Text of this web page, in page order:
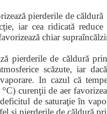
pierderile de căldură
iar cea ridicată reduce
chiar
pierderile de căldură
scăzute, iar
In cazul că
curenţii de aer
de saturaţie în
şi pierderile de căldură